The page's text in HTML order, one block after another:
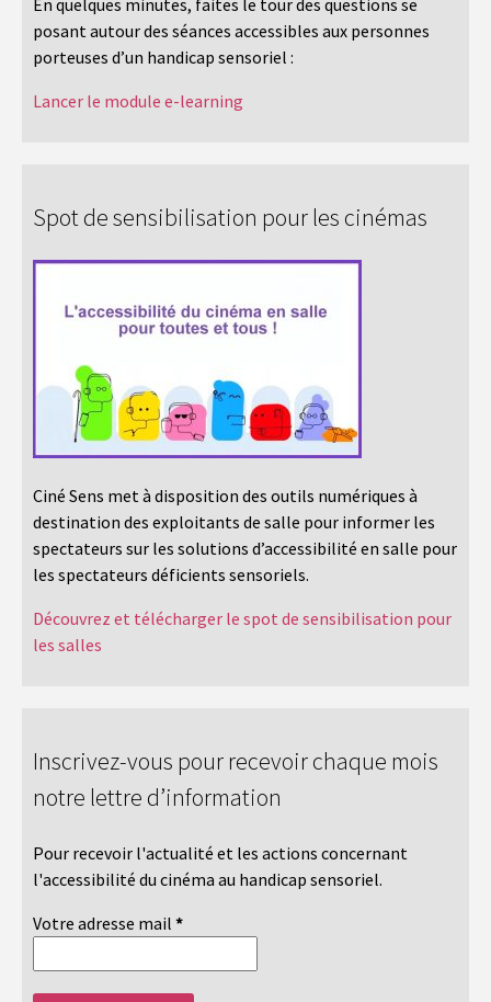
posant autour des séances accessibles aux personnes
porteuses d’un handicap sensoriel :
Lancer le module e-learning
Spot de sensibilisation pour les cinémas
Ciné Sens met à disposition des outils numériques à
destination des exploitants de salle pour informer les
spectateurs sur les solutions d’accessibilité en salle pour
les spectateurs déficients sensoriels.
Découvrez et télécharger le spot de sensibilisation pour
les salles
Inscrivez-vous pour recevoir chaque mois
notre lettre d’information
Pour recevoir l'actualité et les actions concernant
l'accessibilité du cinéma au handicap sensoriel.
Votre adresse mail *